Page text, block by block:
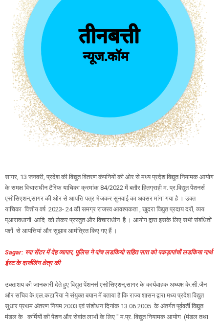
सागर, 13 जनवरी, प्रदेश की विद्युत वितरण कंपनियों की ओर से मध्य प्रदेश विद्युत नियामक आयोग
के समक्ष विचाराधीन टैरिफ याचिका क्रमांक 84/2022 में बतौर हितग्राही म. प्र.विद्युत पेंशनर्स
एसोसिएशन,सागर की ओर से आपत्ति पत्र भेजकर सुनवाई का अवसर मांगा गया है । उक्त
याचिका वित्तीय वर्ष 2023- 24 की समग्र राजस्व आवश्यकता , खुदरा विद्युत प्रदाय दरों, व्यय
प्आरावधानों आदि को लेकर प्रस्तुत और विचाराधीन है । आयोग द्वारा इसके लिए सभी संबंधितों
पक्षों से आपत्तियां और सुझाव आमंत्रित किए गए हैं ।
Sagar: स्पा सेंटर में देह व्यापार, पुलिस ने पांच लडकियो सहित सात को पकड़ापांचों लडकिया नार्थ
ईस्ट के दार्जलिंग क्षेत्र की
उक्ताशय की जानकारी देते हुए विद्युत पेंशनर्स एसोसिएशन,सागर के कार्यवाहक अध्यक्ष के.सी.जैन
और सचिव के.एल.कटारिया ने संयुक्त बयान में बताया है कि राज्य शासन द्वारा मध्य प्रदेश विद्युत
सुधार प्रथम अंतरण नियम 2003 एवं संशोधन दिनांक 13.06.2005 के अंतर्गत पूर्ववर्ती विद्युत
मंडल के कर्मियों की पेंशन और सेवांत लाभों के लिए " म.प्र. विद्युत नियामक आयोग (मंडल तथा